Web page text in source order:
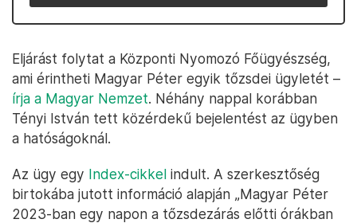
Eljárást folytat a Központi Nyomozó Főügyészség,
ami érintheti Magyar Péter egyik tőzsdei ügyletét –
írja a Magyar Nemzet. Néhány nappal korábban
Tényi István tett közérdekű bejelentést az ügyben
a hatóságoknál.
Az ügy egy Index-cikkel indult. A szerkesztőség
birtokába jutott információ alapján „Magyar Péter
2023-ban egy napon a tőzsdezárás előtti órákban